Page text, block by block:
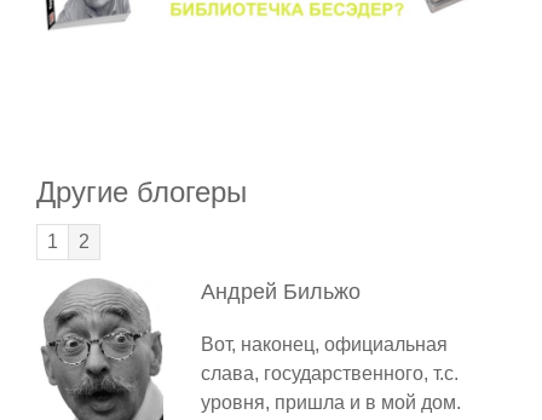
Другие блогеры
1 2
Андрей Бильжо
Вот, наконец, официальная
слава, государственного, т.с.
уровня, пришла и в мой дом.